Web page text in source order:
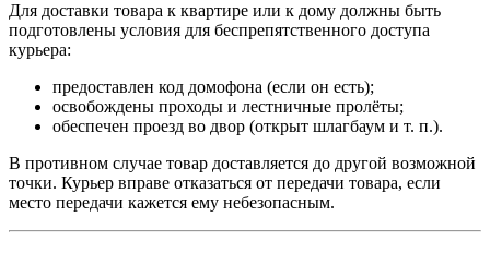
Для доставки товара к квартире или к дому должны быть
подготовлены условия для беспрепятственного доступа
курьера:
предоставлен код домофона (если он есть);
освобождены проходы и лестничные пролёты;
обеспечен проезд во двор (открыт шлагбаум и т. п.).
В противном случае товар доставляется до другой возможной
точки. Курьер вправе отказаться от передачи товара, если
место передачи кажется ему небезопасным.